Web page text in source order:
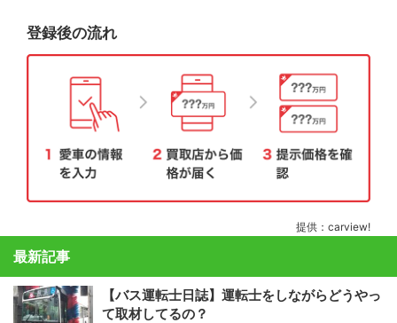
登録後の流れ
提供：carview!
最新記事
【バス運転士日誌】運転士をしながらどうやっ
て取材してるの？